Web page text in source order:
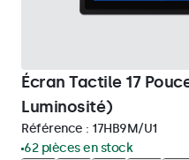
Écran Tactile 17
Luminosité)
Référence : 17HB9M/U1
62 pièces en stock